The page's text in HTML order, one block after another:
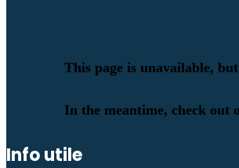
Info utile